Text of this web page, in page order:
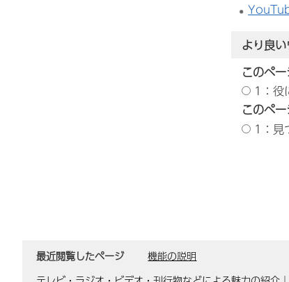
より良
このペ
1：役
このペ
1：見
最近閲覧したページ
機能の説明